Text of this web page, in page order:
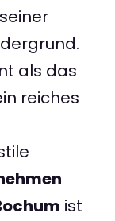
als das
reiches
ist